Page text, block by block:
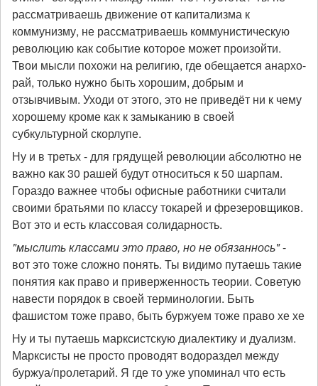
рассматриваешь движение от капитализма к
коммунизму, не рассматриваешь коммунистическую
революцию как событие которое может произойти.
Твои мысли похожи на религию, где обещается анархо-
рай, только нужно быть хорошим, добрым и
отзывчивым. Уходи от этого, это не приведёт ни к чему
хорошему кроме как к замыканию в своей
субкультурной скорлупе.
Ну и в третьх - для грядущей революции абсолютно не
важно как 30 рашей будут относиться к 50 шарпам.
Гораздо важнее чтобы офисные работники считали
своими братьями по классу токарей и фрезеровщиков.
Вот это и есть классовая солидарность.
"мыслить классами это право, но не обязаннось"-
вот это тоже сложно понять. Ты видимо путаешь такие
понятия как право и приверженность теории. Советую
навести порядок в своей терминологии. Быть
фашистом тоже право, быть буржуем тоже право хе хе
Ну и ты путаешь марксистскую диалектику и дуализм.
Марксисты не просто проводят водораздел между
буржуа/пролетарий. Я где то уже упоминал что есть